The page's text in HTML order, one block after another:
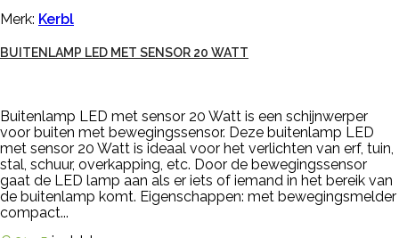
Merk: Kerbl
BUITENLAMP LED MET SENSOR 20 WATT
Buitenlamp LED met sensor 20 Watt is een schijnwerper
voor buiten met bewegingssensor. Deze buitenlamp LED
met sensor 20 Watt is ideaal voor het verlichten van erf, tuin,
stal, schuur, overkapping, etc. Door de bewegingssensor
gaat de LED lamp aan als er iets of iemand in het bereik van
de buitenlamp komt. Eigenschappen: met bewegingsmelder
compact...